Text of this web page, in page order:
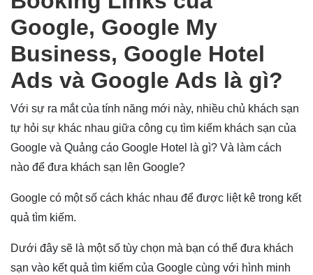
Google, Google My
Business, Google Hotel
Ads và Google Ads là gì?
Với sự ra mắt của tính năng mới này, nhiều chủ khách sạn
tự hỏi sự khác nhau giữa công cụ tìm kiếm khách sạn của
Google và Quảng cáo Google Hotel là gì? Và làm cách
nào để đưa khách sạn lên Google?
Google có một số cách khác nhau để được liệt kê trong kết
quả tìm kiếm.
Dưới đây sẽ là một số tùy chọn mà bạn có thể đưa khách
sạn vào kết quả tìm kiếm của Google cùng với hình minh